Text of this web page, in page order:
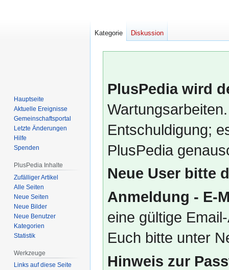
PlusPedia wird
Entschuldigung;
PlusPedia
Neue User bitte
Anmeldung - E-
eine gültige
Euch bitte unter
Hinweis zur
Kategorie Diskussion
Hauptseite
Aktuelle Ereignisse
Gemeinschafts­portal
Letzte Änderungen
Hilfe
Spenden
PlusPedia Inhalte
Zufälliger Artikel
Alle Seiten
Neue Seiten
Neue Bilder
Neue Benutzer
Kategorien
Statistik
Werkzeuge
Links auf diese Seite